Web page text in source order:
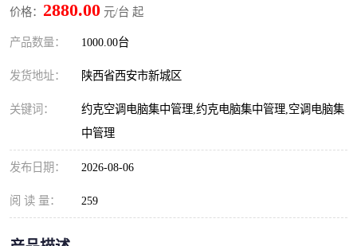
价格： 2880.00 元/台 起
产品数量： 1000.00台
发货地址： 陕西省西安市新城区
关键词：
约克空调电脑集中管理,约克电脑集中管理,空调电脑集
中管理
发布日期： 2026-08-06
阅 读 量： 259